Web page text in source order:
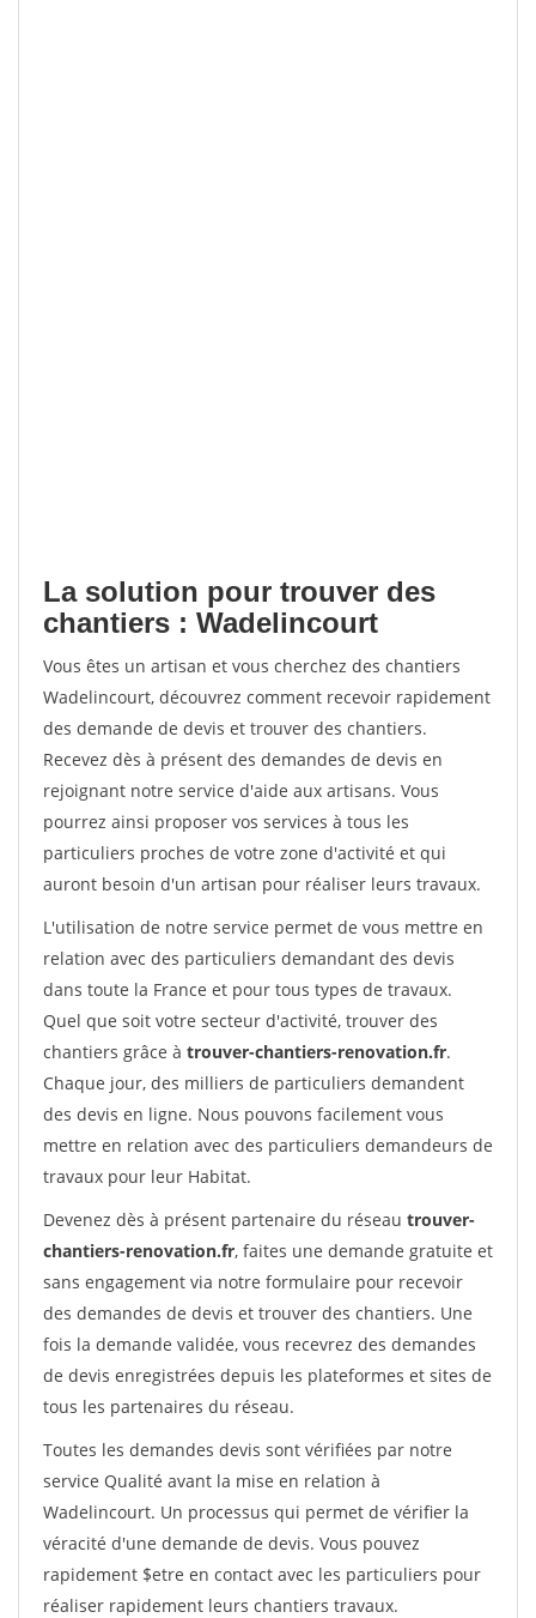
La solution pour trouver des
chantiers : Wadelincourt
Vous êtes un artisan et vous cherchez des chantiers
Wadelincourt, découvrez comment recevoir rapidement
des demande de devis et trouver des chantiers.
Recevez dès à présent des demandes de devis en
rejoignant notre service d'aide aux artisans. Vous
pourrez ainsi proposer vos services à tous les
particuliers proches de votre zone d'activité et qui
auront besoin d'un artisan pour réaliser leurs travaux.
L'utilisation de notre service permet de vous mettre en
relation avec des particuliers demandant des devis
dans toute la France et pour tous types de travaux.
Quel que soit votre secteur d'activité, trouver des
chantiers grâce à trouver-chantiers-renovation.fr.
Chaque jour, des milliers de particuliers demandent
des devis en ligne. Nous pouvons facilement vous
mettre en relation avec des particuliers demandeurs de
travaux pour leur Habitat.
Devenez dès à présent partenaire du réseau trouver-
chantiers-renovation.fr, faites une demande gratuite et
sans engagement via notre formulaire pour recevoir
des demandes de devis et trouver des chantiers. Une
fois la demande validée, vous recevrez des demandes
de devis enregistrées depuis les plateformes et sites de
tous les partenaires du réseau.
Toutes les demandes devis sont vérifiées par notre
service Qualité avant la mise en relation à
Wadelincourt. Un processus qui permet de vérifier la
véracité d'une demande de devis. Vous pouvez
rapidement $etre en contact avec les particuliers pour
réaliser rapidement leurs chantiers travaux.